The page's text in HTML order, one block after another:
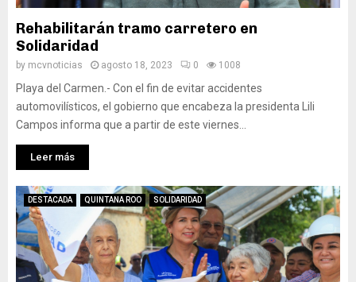
Rehabilitarán tramo carretero en
Solidaridad
by mcvnoticias agosto 18, 2023 0 1008
Playa del Carmen.- Con el fin de evitar accidentes
automovilísticos, el gobierno que encabeza la presidenta Lili
Campos informa que a partir de este viernes...
Leer más
DESTACADA QUINTANA ROO SOLIDARIDAD